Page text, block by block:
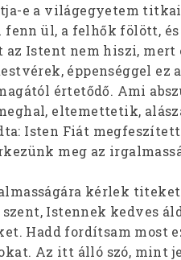
e a világegyetem
ül, a felhők fölött,
Istent nem hiszi, mert
éppenséggel ez
értetődő. Ami
eltemettetik,
Isten Fiát
meg az
kérlek
Istennek kedves
Hadd fordítsam most
Az itt álló szó, mint